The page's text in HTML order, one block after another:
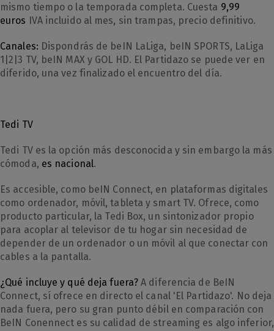
mismo tiempo o la temporada completa. Cuesta 9,99
euros IVA incluido al mes, sin trampas, precio definitivo.
Canales: Dispondrás de beIN LaLiga, beIN SPORTS, LaLiga
1|2|3 TV, beIN MAX y GOL HD. El Partidazo se puede ver en
diferido, una vez finalizado el encuentro del día.
Tedi TV
Tedi TV es la opción más desconocida y sin embargo la más
cómoda, es nacional.
Es accesible, como beIN Connect, en plataformas digitales
como ordenador, móvil, tableta y smart TV. Ofrece, como
producto particular, la Tedi Box, un sintonizador propio
para acoplar al televisor de tu hogar sin necesidad de
depender de un ordenador o un móvil al que conectar con
cables a la pantalla.
¿Qué incluye y qué deja fuera? A diferencia de BeIN
Connect, sí ofrece en directo el canal 'El Partidazo'. No deja
nada fuera, pero su gran punto débil en comparación con
BeIN Conennect es su calidad de streaming es algo inferior,